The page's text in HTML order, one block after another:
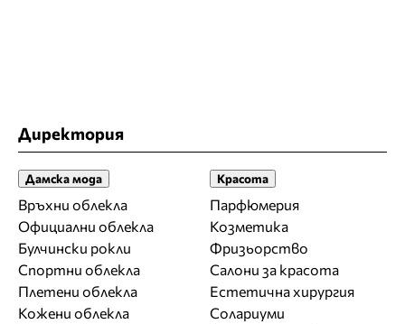
Директория
Дамска мода
Връхни облекла
Официални облекла
Булчински рокли
Спортни облекла
Плетени облекла
Кожени облекла
Красота
Парфюмерия
Козметика
Фризьорство
Салони за красота
Естетична хирургия
Солариуми